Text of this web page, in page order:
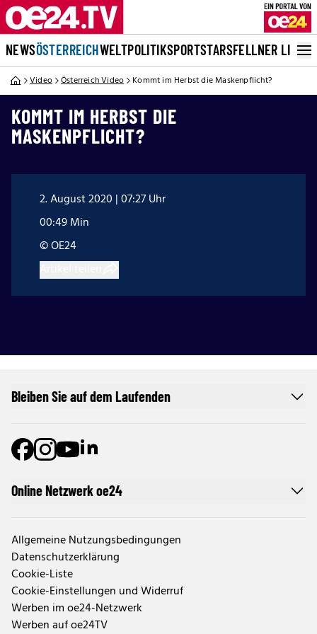
NEWSÖSTERREICHWELTPOLITIKSPORTSTARSFELLNER LIVE
Video Österreich Video Kommt im Herbst die Maskenpflicht?
KOMMT IM HERBST DIE
MASKENPFLICHT?
2. August 2020 | 07:27 Uhr
00:49 Min
© OE24
Online Netzwerk oe24
Allgemeine Nutzungsbedingungen
Datenschutzerklärung
Cookie-Liste
Cookie-Einstellungen und Widerruf
Werben im oe24-Netzwerk
Werben auf oe24TV
Bleiben Sie auf dem Laufenden